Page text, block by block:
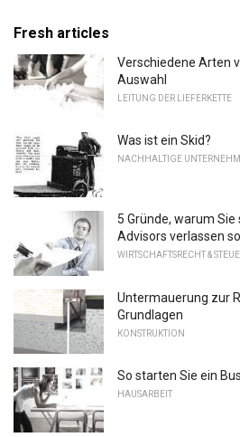
Fresh articles
Verschiedene Arten
Auswahl
LEITUNG DER LIEFERKETTE
Was ist ein Skid?
NACHHALTIGE
5 Gründe, warum
Advisors verlassen
WIRTSCHAFTSRECHT &
Untermauerung zur
Grundlagen
KONSTRUKTION
So starten Sie ein
HAUSARBEIT